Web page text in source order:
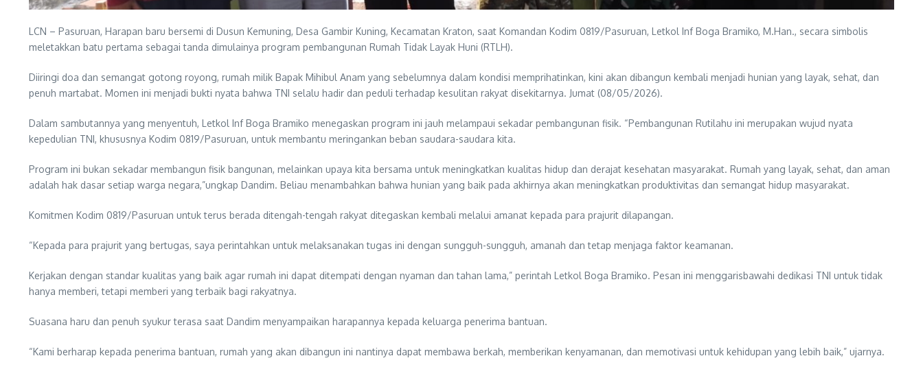
LCN – Pasuruan, Harapan baru bersemi di Dusun Kemuning, Desa Gambir Kuning, Kecamatan Kraton, saat Komandan Kodim 0819/Pasuruan, Letkol Inf Boga Bramiko, M.Han., secara simbolis
meletakkan batu pertama sebagai tanda dimulainya program pembangunan Rumah Tidak Layak Huni (RTLH).
Diiringi doa dan semangat gotong royong, rumah milik Bapak Mihibul Anam yang sebelumnya dalam kondisi memprihatinkan, kini akan dibangun kembali menjadi hunian yang layak, sehat, dan
penuh martabat. Momen ini menjadi bukti nyata bahwa TNI selalu hadir dan peduli terhadap kesulitan rakyat disekitarnya. Jumat (08/05/2026).
Dalam sambutannya yang menyentuh, Letkol Inf Boga Bramiko menegaskan program ini jauh melampaui sekadar pembangunan fisik. “Pembangunan Rutilahu ini merupakan wujud nyata
kepedulian TNI, khususnya Kodim 0819/Pasuruan, untuk membantu meringankan beban saudara-saudara kita.
Program ini bukan sekadar membangun fisik bangunan, melainkan upaya kita bersama untuk meningkatkan kualitas hidup dan derajat kesehatan masyarakat. Rumah yang layak, sehat, dan aman
adalah hak dasar setiap warga negara,”ungkap Dandim. Beliau menambahkan bahwa hunian yang baik pada akhirnya akan meningkatkan produktivitas dan semangat hidup masyarakat.
Komitmen Kodim 0819/Pasuruan untuk terus berada ditengah-tengah rakyat ditegaskan kembali melalui amanat kepada para prajurit dilapangan.
“Kepada para prajurit yang bertugas, saya perintahkan untuk melaksanakan tugas ini dengan sungguh-sungguh, amanah dan tetap menjaga faktor keamanan.
Kerjakan dengan standar kualitas yang baik agar rumah ini dapat ditempati dengan nyaman dan tahan lama,” perintah Letkol Boga Bramiko. Pesan ini menggarisbawahi dedikasi TNI untuk tidak
hanya memberi, tetapi memberi yang terbaik bagi rakyatnya.
Suasana haru dan penuh syukur terasa saat Dandim menyampaikan harapannya kepada keluarga penerima bantuan.
“Kami berharap kepada penerima bantuan, rumah yang akan dibangun ini nantinya dapat membawa berkah, memberikan kenyamanan, dan memotivasi untuk kehidupan yang lebih baik,” ujarnya.